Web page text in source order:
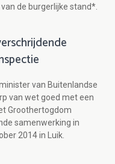
de burgerlijke stand*.
van Buitenlandse
van wet goed met een
Groothertogdom
samenwerking in
2014 in Luik.